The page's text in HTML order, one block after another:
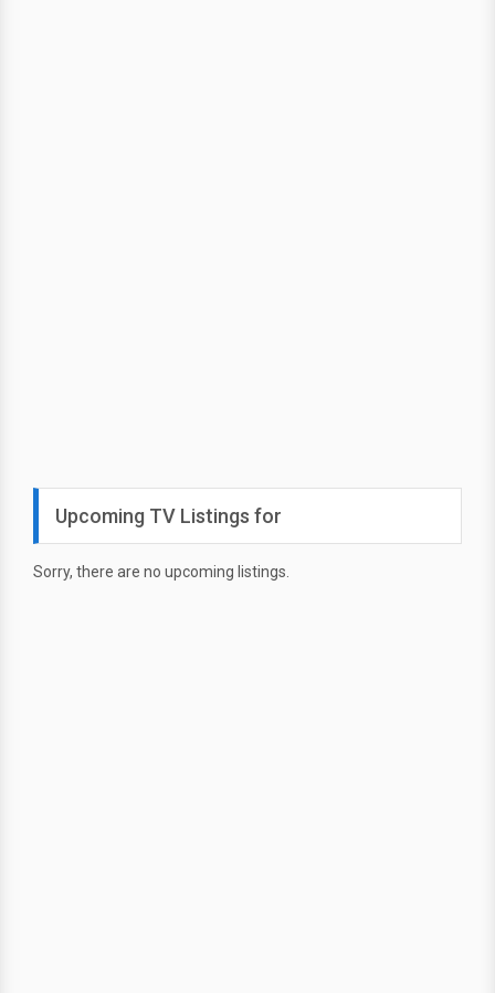
Upcoming TV Listings for
Sorry, there are no upcoming listings.